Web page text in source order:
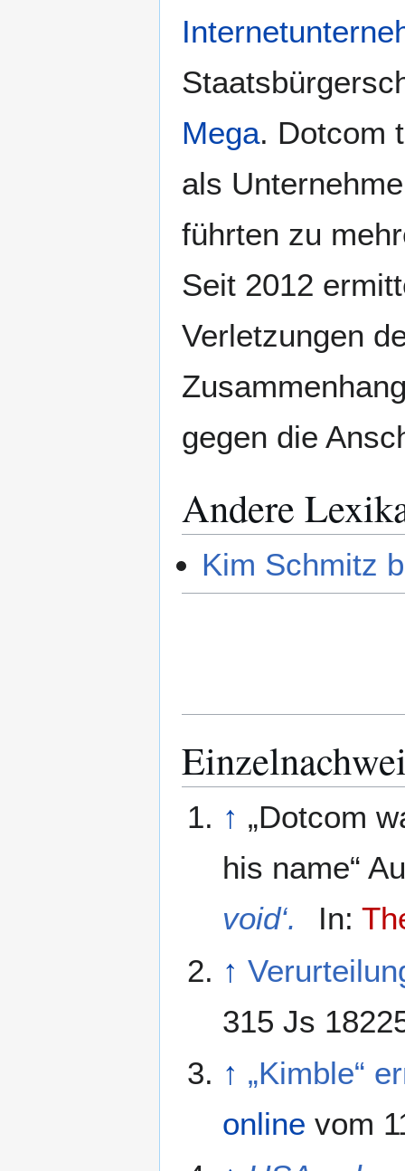
Mega. Dotcom
als
führten zu
Seit 2012
Verletzungen
gegen die
Andere
Kim Schmitz
↑ „Dotcom
his name“
void‘.
In:
↑
315 Js
↑ „Kimble“
online vom